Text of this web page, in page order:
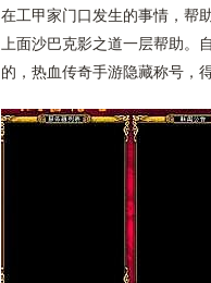
在工甲家门口发生的事情，帮
上面沙巴克影之道一层帮助。
的，热血传奇手游隐藏称号，